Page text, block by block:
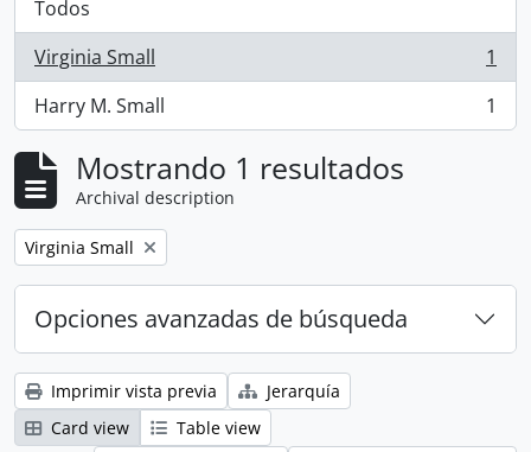
Todos
Virginia Small
, 1 resultados
1
Harry M. Small
, 1 resultados 1
Mostrando 1 resultados
Archival description
Remove filter:
Virginia Small
Opciones avanzadas de búsqueda
Imprimir vista previa
Jerarquía
Card view
Table view